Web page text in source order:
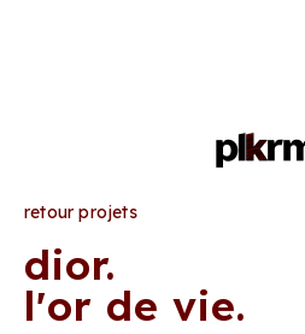
retour projets
dior.
l'or de vie.